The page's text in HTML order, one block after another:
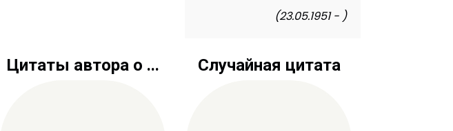
(23.05.1951 - )
Цитаты автора о ... Случайная цитата